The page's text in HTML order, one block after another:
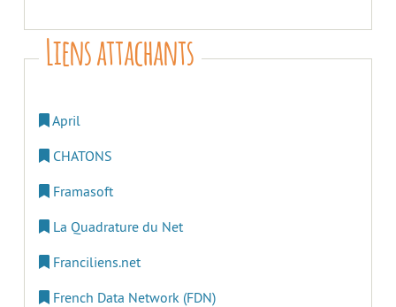
Liens attachants
April
CHATONS
Framasoft
La Quadrature du Net
Franciliens.net
French Data Network (FDN)